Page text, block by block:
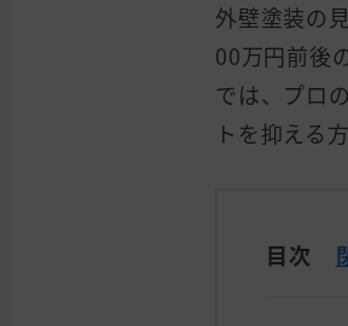
外壁塗装の
00万円前後
では、プロ
トを抑える
目次